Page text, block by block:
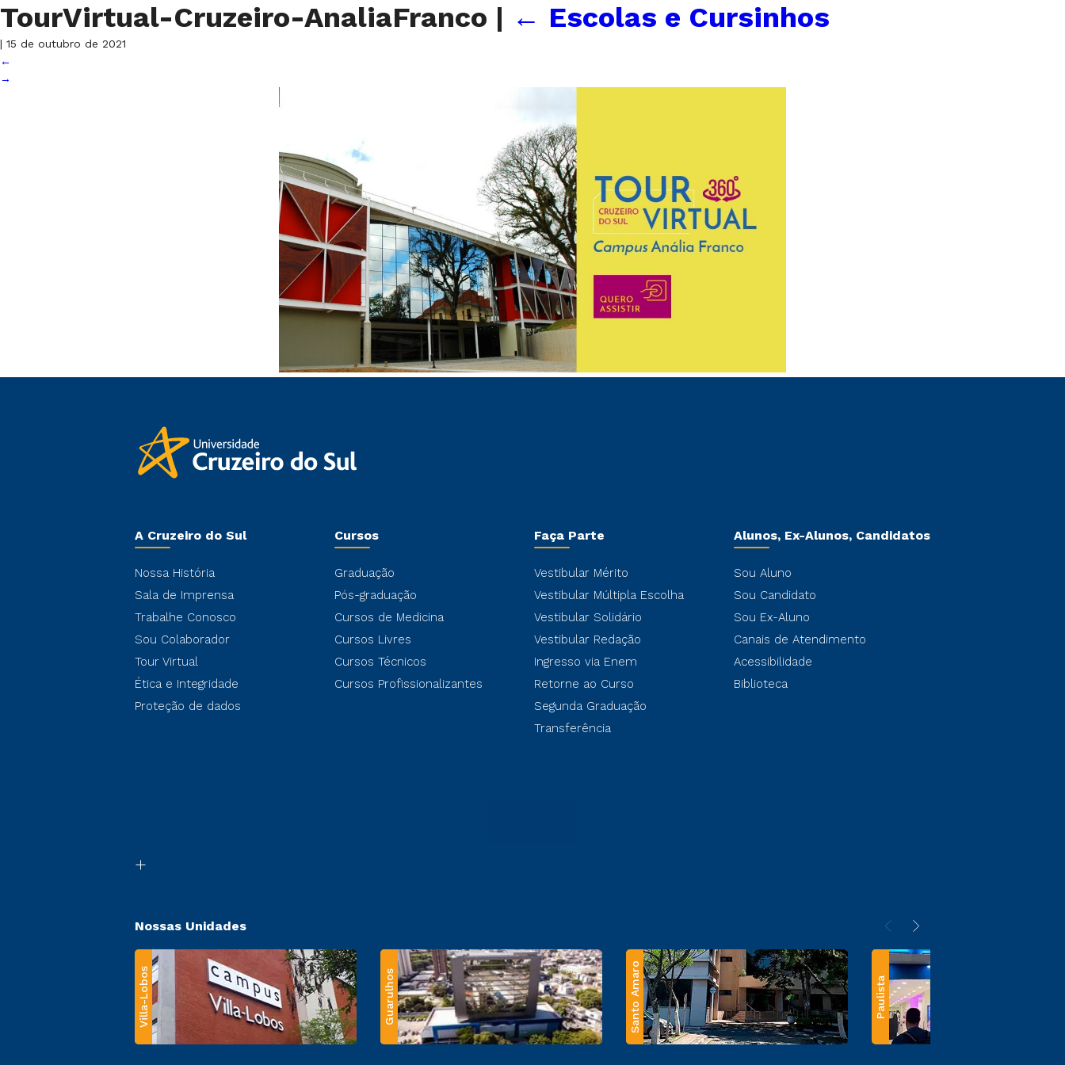
TourVirtual-Cruzeiro-AnaliaFranco | ← Escolas e Cursinhos
| 15 de outubro de 2021
←
→
A Cruzeiro do Sul
Nossa História
Sala de Imprensa
Trabalhe Conosco
Sou Colaborador
Tour Virtual
Ética e Integridade
Proteção de dados
Cursos
Graduação
Pós-graduação
Cursos de Medicina
Cursos Livres
Cursos Técnicos
Cursos Profissionalizantes
Faça Parte
Vestibular Mérito
Vestibular Múltipla Escolha
Vestibular Solidário
Vestibular Redação
Ingresso via Enem
Retorne ao Curso
Segunda Graduação
Transferência
Alunos, Ex-Alunos, Candidatos
Sou Aluno
Sou Candidato
Sou Ex-Aluno
Canais de Atendimento
Acessibilidade
Biblioteca
Nossas Unidades
Villa-Lobos Guarulhos Santo Amaro Paulista